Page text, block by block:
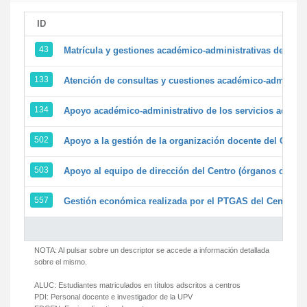
ID
43 Matrícula y gestiones académico-administrativas de la
133 Atención de consultas y cuestiones académico-
134 Apoyo académico-administrativo de los servicios
502 Apoyo a la gestión de la organización docente del
503 Apoyo al equipo de dirección del Centro (órganos
557 Gestión económica realizada por el PTGAS del Centro
NOTA: Al pulsar sobre un descriptor se accede a información detallada
sobre el mismo.
ALUC: Estudiantes matriculados en títulos adscritos a centros
PDI: Personal docente e investigador de la UPV